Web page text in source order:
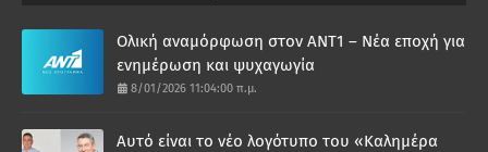
Ολική αναμόρφωση στον ΑΝΤ1 – Νέα εποχή για
ενημέρωση και ψυχαγωγία
8/01/2026 11:04:00 π.μ.
Αυτό είναι το νέο λογότυπο του «Καλημέρα